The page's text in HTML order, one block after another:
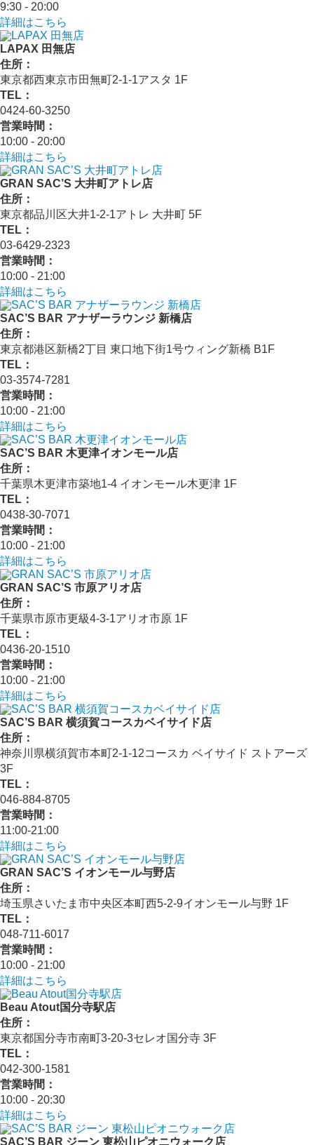
9:30 - 20:00
詳細はこちら
LAPAX 田無店
住所：
東京都西東京市田無町2-1-1アスタ 1F
TEL：
0424-60-3250
営業時間：
10:00 - 20:00
詳細はこちら
GRAN SAC’S 大井町アトレ店
住所：
東京都品川区大井1-2-1アトレ 大井町 5F
TEL：
03-6429-2323
営業時間：
10:00 - 21:00
詳細はこちら
SAC’S BAR アナザーラウンジ 新橋店
住所：
東京都港区新橋2丁目 東口地下街1号ウィング新橋 B1F
TEL：
03-3574-7281
営業時間：
10:00 - 21:00
詳細はこちら
SAC’S BAR 木更津イオンモール店
住所：
千葉県木更津市築地1-4 イオンモール木更津 1F
TEL：
0438-30-7071
営業時間：
10:00 - 21:00
詳細はこちら
GRAN SAC’S 市原アリオ店
住所：
千葉県市原市更級4-3-1アリオ市原 1F
TEL：
0436-20-1510
営業時間：
10:00 - 21:00
詳細はこちら
SAC’S BAR 横須賀コースカベイサイド店
住所：
神奈川県横須賀市本町2-1-12コースカ ベイサイド ストアーズ
3F
TEL：
046-884-8705
営業時間：
11:00-21:00
詳細はこちら
GRAN SAC’S イオンモール与野店
住所：
埼玉県さいたま市中央区本町西5-2-9イオンモール与野 1F
TEL：
048-711-6017
営業時間：
10:00 - 21:00
詳細はこちら
Beau Atout国分寺駅店
住所：
東京都国分寺市南町3-20-3セレオ国分寺 3F
TEL：
042-300-1581
営業時間：
10:00 - 20:30
詳細はこちら
SAC’S BAR ジーン 東松山ピオニウォーク店